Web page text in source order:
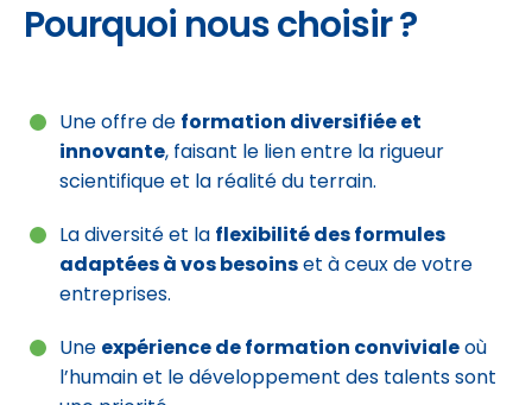
Pourquoi nous choisir ?
Une offre de formation diversifiée et
innovante, faisant le lien entre la rigueur
scientifique et la réalité du terrain.
La diversité et la flexibilité des formules
adaptées à vos besoins et à ceux de votre
entreprises.
Une expérience de formation conviviale où
l’humain et le développement des talents sont